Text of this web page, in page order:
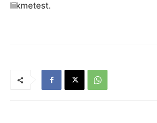
liikmetest.